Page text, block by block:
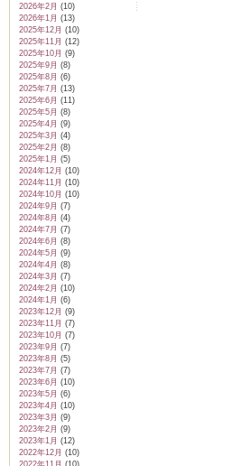
2026年2月 (10)
2026年1月 (13)
2025年12月 (10)
2025年11月 (12)
2025年10月 (9)
2025年9月 (8)
2025年8月 (6)
2025年7月 (13)
2025年6月 (11)
2025年5月 (8)
2025年4月 (9)
2025年3月 (4)
2025年2月 (8)
2025年1月 (5)
2024年12月 (10)
2024年11月 (10)
2024年10月 (10)
2024年9月 (7)
2024年8月 (4)
2024年7月 (7)
2024年6月 (8)
2024年5月 (9)
2024年4月 (8)
2024年3月 (7)
2024年2月 (10)
2024年1月 (6)
2023年12月 (9)
2023年11月 (7)
2023年10月 (7)
2023年9月 (7)
2023年8月 (5)
2023年7月 (7)
2023年6月 (10)
2023年5月 (6)
2023年4月 (10)
2023年3月 (9)
2023年2月 (9)
2023年1月 (12)
2022年12月 (10)
2022年11月 (10)